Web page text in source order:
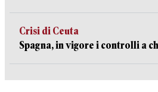
Crisi di Ceuta
Spagna, in vigore i controlli a